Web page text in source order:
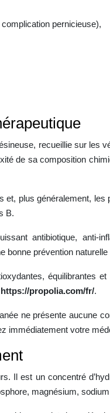
pernicieuse),
recueillie sur les
de sa composition
plus généralement,
B.
antibiotique, anti-
bonne prévention
équilibrantes
https://propolia.com/fr/.
ne présente aucune
immédiatement votre
Il est un concentré
magnésium,